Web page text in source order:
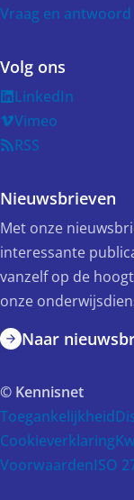
Vraag en antwoord
Volg ons
LinkedIn
Vimeo
RSS
Nieuwsbrieven
Met onze
interessante
vanzelf op de
onze
Naar
© Kennisnet
Toegankelijkheid
Cookieverklaring
VoorwaardenISO